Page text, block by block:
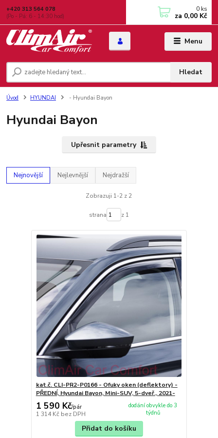
Menu
Hledat
+420 313 564 078
(Po - Pá: 6 - 14:30 hod)
0 ks
za 0,00 Kč
Úvod HYUNDAI - Hyundai Bayon
Hyundai Bayon
Upřesnit parametry
Nejnovější Nejlevnější Nejdražší
Zobrazuji 1-2 z 2
strana z 1
kat.č. CLI-PR2-P0166 - Ofuky oken (deflektory) -
PŘEDNÍ, Hyundai Bayon, Mini-SUV, 5-dveř., 2021-
1 590 Kč/pár
1 314 Kč bez DPH
dodání obvykle do 3
týdnů
Přidat do košíku